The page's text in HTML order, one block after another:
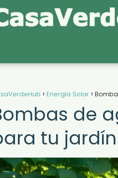
Energía Solar
de
tu